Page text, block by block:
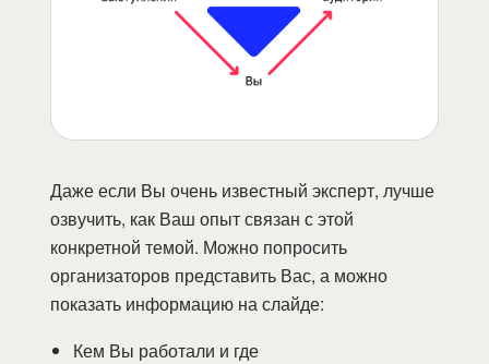
Даже если Вы очень известный эксперт, лучше
озвучить, как Ваш опыт связан с этой
конкретной темой. Можно попросить
организаторов представить Вас, а можно
показать информацию на слайде:
Кем Вы работали и где